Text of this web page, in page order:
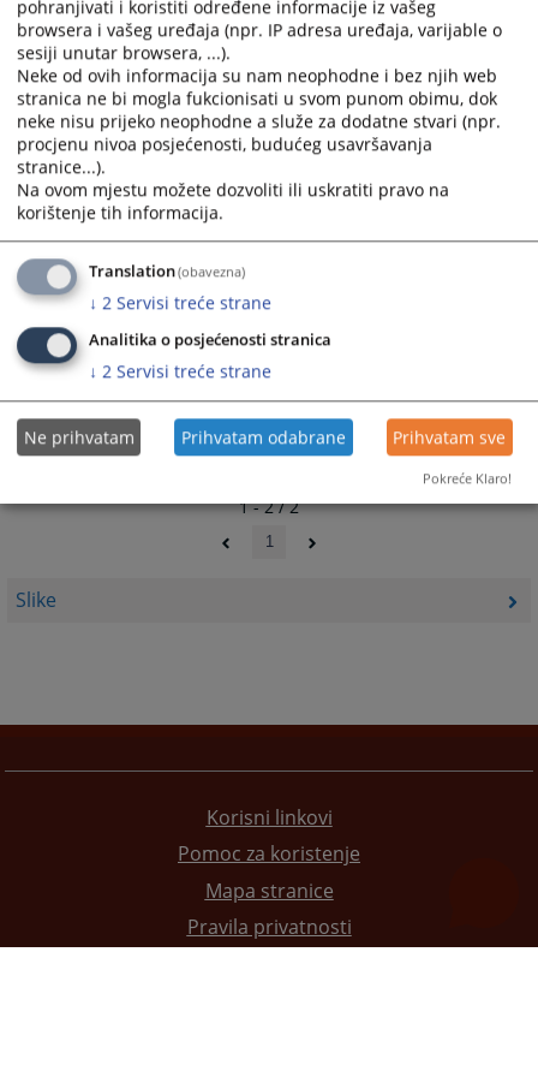
Slike
select
a
date.
Press
the
question
mark
key
get
the
keyboard
shortcuts
for
dates.
select
date.
Press
the
question
mark
keyboard
shortcuts
for
dates.
1 - 2 / 2
1
Korisni linkovi
Pomoc za koristenje
Mapa stranice
Pravila privatnosti
pohranjivati i koristiti određene informacije iz vašeg
browsera i vašeg uređaja (npr. IP adresa uređaja, varijable o
sesiji unutar browsera, ...).
Neke od ovih informacija su nam neophodne i bez njih web
stranica ne bi mogla fukcionisati u svom punom obimu, dok
neke nisu prijeko neophodne a služe za dodatne stvari (npr.
procjenu nivoa posjećenosti, budućeg usavršavanja
stranice...).
Na ovom mjestu možete dozvoliti ili uskratiti pravo na
korištenje tih informacija.
Translation(obavezna)
↓ 2 Servisi treće strane
Analitika o posjećenosti stranica
↓ 2 Servisi treće strane
Ne prihvatam Prihvatam odabrane Prihvatam sve
Pokreće Klaro!